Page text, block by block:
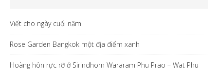
Viết cho ngày cuối năm
Rose Garden Bangkok một địa điểm xanh
Hoàng hôn rực rỡ ở Sirindhorn Wararam Phu Prao – Wat Phu